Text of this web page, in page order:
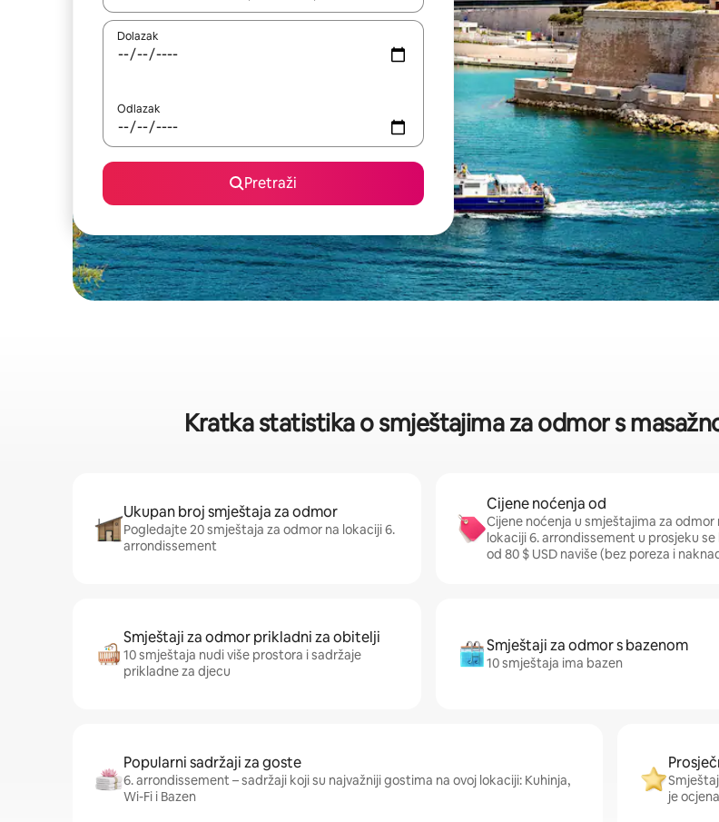
Dolazak
Odlazak
Pretraži
Kratka statistika o smještajima za odmor s
Ukupan broj smještaja za odmor
Pogledajte 20 smještaja za odmor na lokaciji 6.
arrondissement
Cijene noćenja od
Cijene noćenja u smještajima za odmor
lokaciji 6. arrondissement u prosjeku se
od 80 $ USD naviše (bez poreza i
Smještaji za odmor prikladni za obitelji
10 smještaja nudi više prostora i sadržaje
prikladne za djecu
Smještaji za odmor s bazenom
10 smještaja ima bazen
Popularni sadržaji za goste
6. arrondissement – sadržaji koji su najvažniji gostima na ovoj lokaciji: Kuhinja,
Wi-Fi i Bazen
je